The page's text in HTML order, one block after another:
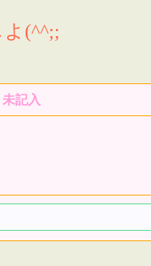
(^^;;
未記入